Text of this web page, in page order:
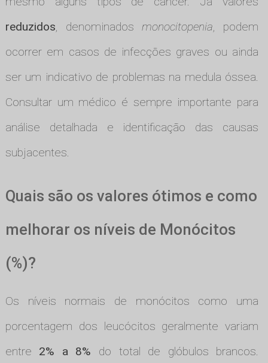
reduzidos, denominadosmonocitopenia, podem
ocorrer em casos de infecções graves ou ainda
ser um indicativo de problemas na medula óssea.
Consultar um médico é sempre importante para
análise detalhada e identificação das causas
subjacentes.
Quais são os valores ótimos e como
melhorar os níveis de Monócitos
(%)?
Os níveis normais de monócitos como uma
porcentagem dos leucócitos geralmente variam
entre 2% a 8% do total de glóbulos brancos.